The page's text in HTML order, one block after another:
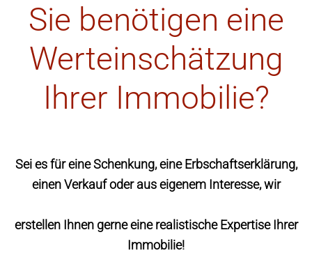
Sie benötigen eine
Werteinschätzung
Ihrer Immobilie?
Sei es für eine Schenkung, eine Erbschaftserklärung,
einen Verkauf oder aus eigenem Interesse, wir
erstellen Ihnen gerne eine realistische Expertise Ihrer
Immobilie!